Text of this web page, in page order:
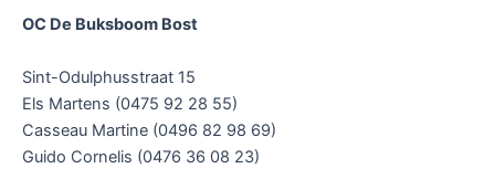
OC De Buksboom Bost
Sint-Odulphusstraat 15
Els Martens (0475 92 28 55)
Casseau Martine (0496 82 98 69)
Guido Cornelis (0476 36 08 23)